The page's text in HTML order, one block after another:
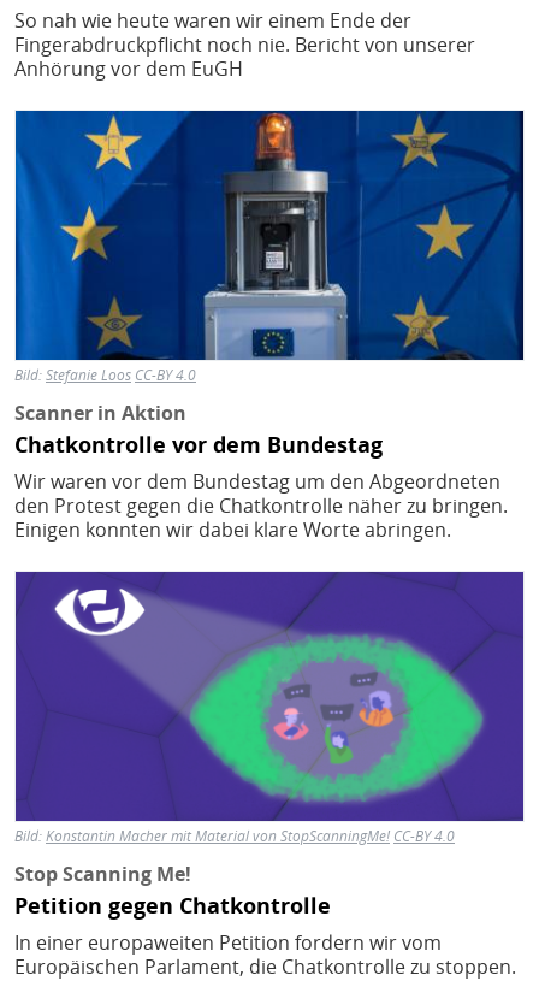
So nah wie heute waren wir einem Ende der
Fingerabdruckpflicht noch nie. Bericht von unserer
Anhörung vor dem EuGH
Bild
Bild:Stefanie Loos CC-BY 4.0
Scanner in Aktion
Chatkontrolle vor dem Bundestag
Wir waren vor dem Bundestag um den Abgeordneten
den Protest gegen die Chatkontrolle näher zu bringen.
Einigen konnten wir dabei klare Worte abringen.
Bild
Bild:Konstantin Macher mit Material von StopScanningMe! CC-BY 4.0
Stop Scanning Me!
Petition gegen Chatkontrolle
In einer europaweiten Petition fordern wir vom
Europäischen Parlament, die Chatkontrolle zu stoppen.